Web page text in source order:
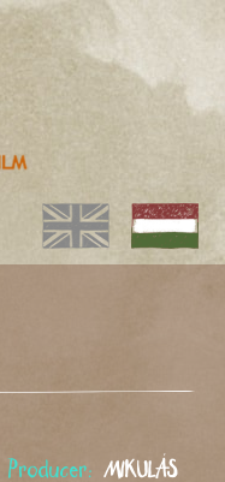
Producer:MIKULÁS